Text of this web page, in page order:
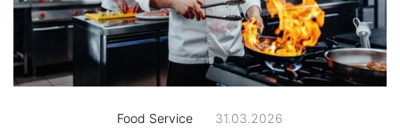
Food Service 31.03.2026